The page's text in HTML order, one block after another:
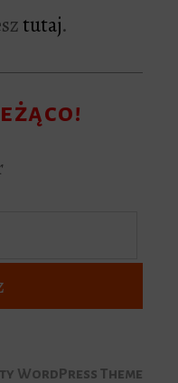
tutaj.
WordPress Theme